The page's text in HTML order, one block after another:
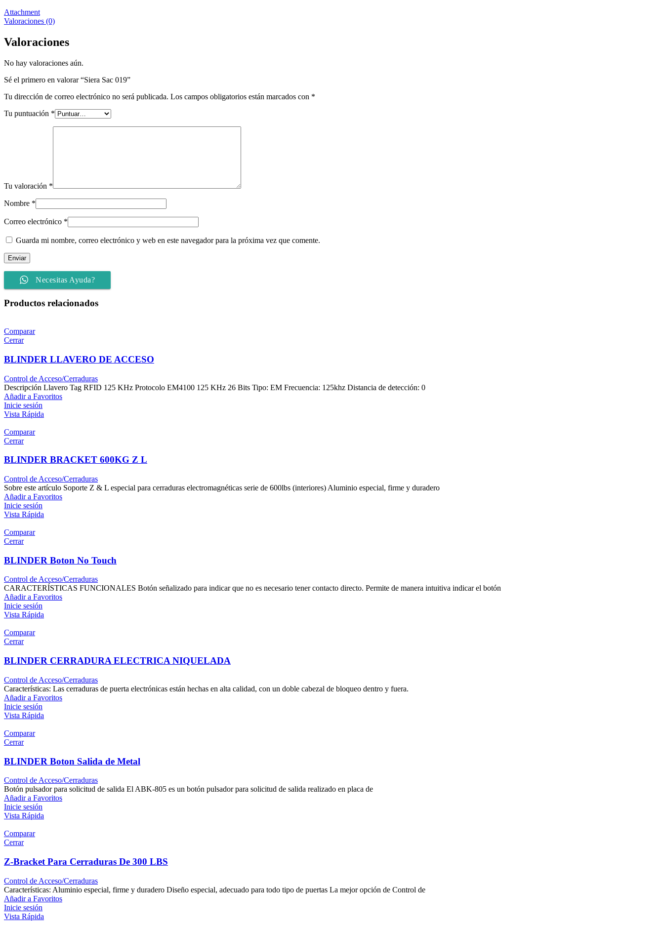
Attachment
Valoraciones (0)
Valoraciones
No hay valoraciones aún.
Sé el primero en valorar “Siera Sac 019”
Tu dirección de correo electrónico no será publicada. Los campos obligatorios están marcados con *
Tu puntuación *
Tu valoración *
Nombre *
Correo electrónico *
Guarda mi nombre, correo electrónico y web en este navegador para la próxima vez que comente.
Necesitas Ayuda?
Productos relacionados
Comparar
Cerrar
BLINDER LLAVERO DE ACCESO
Control de Acceso/Cerraduras
Descripción Llavero Tag RFID 125 KHz Protocolo EM4100 125 KHz 26 Bits Tipo: EM Frecuencia: 125khz Distancia de detección: 0
Añadir a Favoritos
Inicie sesión
Vista Rápida
Comparar
Cerrar
BLINDER BRACKET 600KG Z L
Control de Acceso/Cerraduras
Sobre este artículo Soporte Z & L especial para cerraduras electromagnéticas serie de 600lbs (interiores) Aluminio especial, firme y duradero
Añadir a Favoritos
Inicie sesión
Vista Rápida
Comparar
Cerrar
BLINDER Boton No Touch
Control de Acceso/Cerraduras
CARACTERÍSTICAS FUNCIONALES Botón señalizado para indicar que no es necesario tener contacto directo. Permite de manera intuitiva indicar el botón
Añadir a Favoritos
Inicie sesión
Vista Rápida
Comparar
Cerrar
BLINDER CERRADURA ELECTRICA NIQUELADA
Control de Acceso/Cerraduras
Características: Las cerraduras de puerta electrónicas están hechas en alta calidad, con un doble cabezal de bloqueo dentro y fuera.
Añadir a Favoritos
Inicie sesión
Vista Rápida
Comparar
Cerrar
BLINDER Boton Salida de Metal
Control de Acceso/Cerraduras
Botón pulsador para solicitud de salida El ABK-805 es un botón pulsador para solicitud de salida realizado en placa de
Añadir a Favoritos
Inicie sesión
Vista Rápida
Comparar
Cerrar
Z-Bracket Para Cerraduras De 300 LBS
Control de Acceso/Cerraduras
Características: Aluminio especial, firme y duradero Diseño especial, adecuado para todo tipo de puertas La mejor opción de Control de
Añadir a Favoritos
Inicie sesión
Vista Rápida